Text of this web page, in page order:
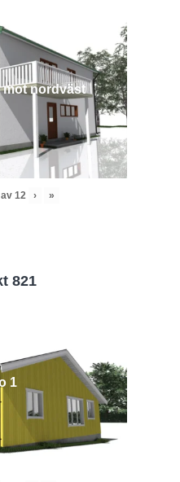
mot nordväst
av 12 › »
821
1